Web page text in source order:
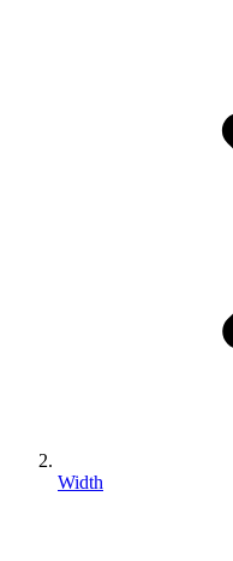
Width